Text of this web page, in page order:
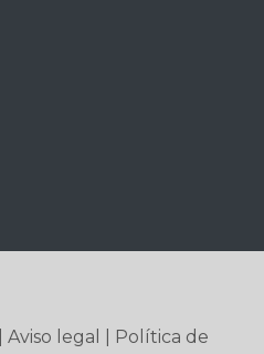
Aviso legal Política de